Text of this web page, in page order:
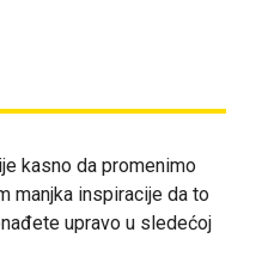
kasno da promenimo
manjka inspiracije da to
upravo u sledećoj